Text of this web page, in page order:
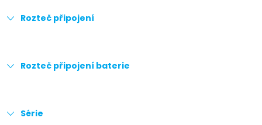
Rozteč připojení
Rozteč připojení baterie
Série